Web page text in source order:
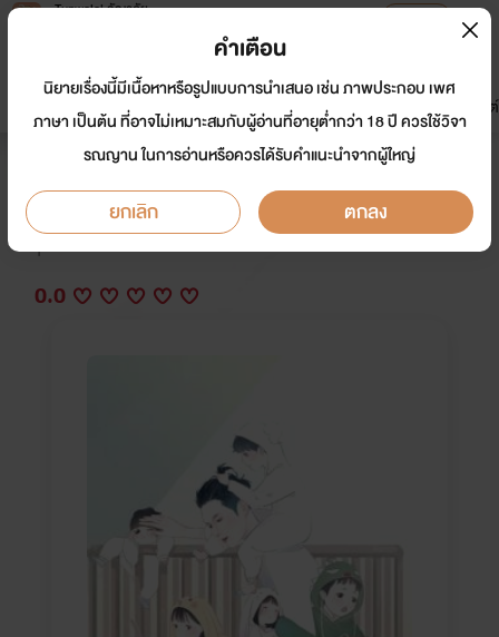
Tunwalai ธัญวลัย
หน้าแรก นิยาย อีบุ๊ก การ์ตูน
มาใหม่
ดรีมแชท ธัญลิสต์
"ท้อง"
นักเขียน: Small
Y
0.0
คำเตือน
นิยายเรื่องนี้มีเนื้อหาหรือรูปแบบการนำเสนอ เช่น ภาพประกอบ เพศ
ภาษา เป็นต้น ที่อาจไม่เหมาะสมกับผู้อ่านที่อายุต่ำกว่า 18 ปี ควรใช้วิจา
รณญาน ในการอ่านหรือควรได้รับคำแนะนำจากผู้ใหญ่
ยกเลิก ตกลง